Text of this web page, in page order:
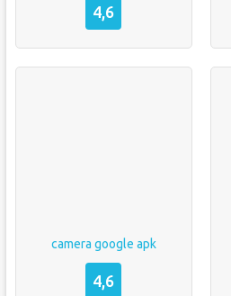
4,6
camera google apk
4,6